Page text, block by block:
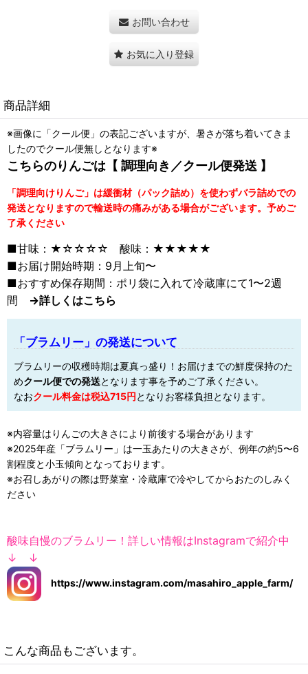
お問い合わせ
お気に入り登録
商品詳細
※画像に「クール便」の表記ございますが、暑さが落ち着いてきま
したのでクール便無しとなります※
こちらのりんごは【 調理向き／クール便発送 】
「調理向けりんご」は緩衝材（パック詰め）を使わずバラ詰めでの
発送となりますので輸送時の痛みがある場合がございます。予めご
了承ください
■甘味：★☆☆☆☆ 酸味：★★★★★
■お届け開始時期：9月上旬〜
■おすすめ保存期間：ポリ袋に入れて冷蔵庫にて1〜2週
間 →詳しくはこちら
「ブラムリー」の発送について
ブラムリーの収穫時期は夏真っ盛り！お届けまでの鮮度保持のた
めクール便での発送となります事を予めご了承ください。
なおクール料金は税込715円となりお客様負担となります。
※内容量はりんごの大きさにより前後する場合があります
※2025年産「ブラムリー」は一玉あたりの大きさが、例年の約5〜6
割程度と小玉傾向となっております。
※お召しあがりの際は野菜室・冷蔵庫で冷やしてからおたのしみく
ださい
酸味自慢のブラムリー！詳しい情報はInstagramで紹介中
↓ ↓
https://www.instagram.com/masahiro_apple_farm/
こんな商品もございます。